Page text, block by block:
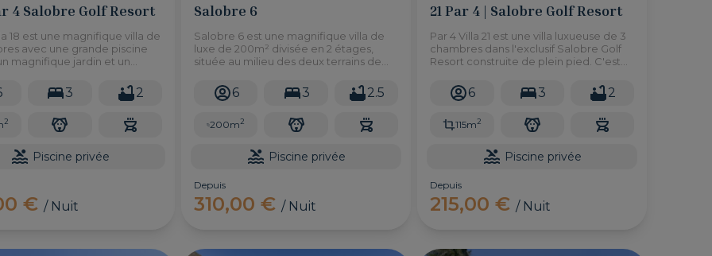
4 Salobre Golf Resort
18 est une magnifique villa de
avec une grande piscine
magnifique jardin et un
vos repas en plein air avec vue
de golf.
3 2
2
Piscine privée
€ / Nuit
Salobre 6
Salobre 6 est une magnifique villa de
luxe de 200m² divisée en 2 étages,
située au milieu des deux terrains de
magnifique sur les montagnes et le
parcours de golf.
6 3 2.5
200m2
Piscine privée
Depuis
310,00 € / Nuit
21 Par 4 | Salobre Golf Resort
Par 4 Villa 21 est une villa luxueuse de 3
chambres dans l'exclusif Salobre Golf
Resort construite de plein pied. C'est
pour des personnes à mobilitée
réduite.6 3 2
115m2
Piscine privée
Depuis
215,00 €/ Nuit